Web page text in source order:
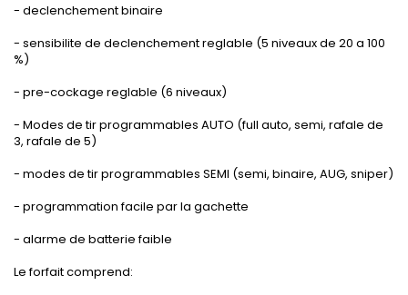
- declenchement binaire
- sensibilite de declenchement reglable (5 niveaux de 20 a 100
%)
- pre-cockage reglable (6 niveaux)
- Modes de tir programmables AUTO (full auto, semi, rafale de
3, rafale de 5)
- modes de tir programmables SEMI (semi, binaire, AUG, sniper)
- programmation facile par la gachette
- alarme de batterie faible
Le forfait comprend: